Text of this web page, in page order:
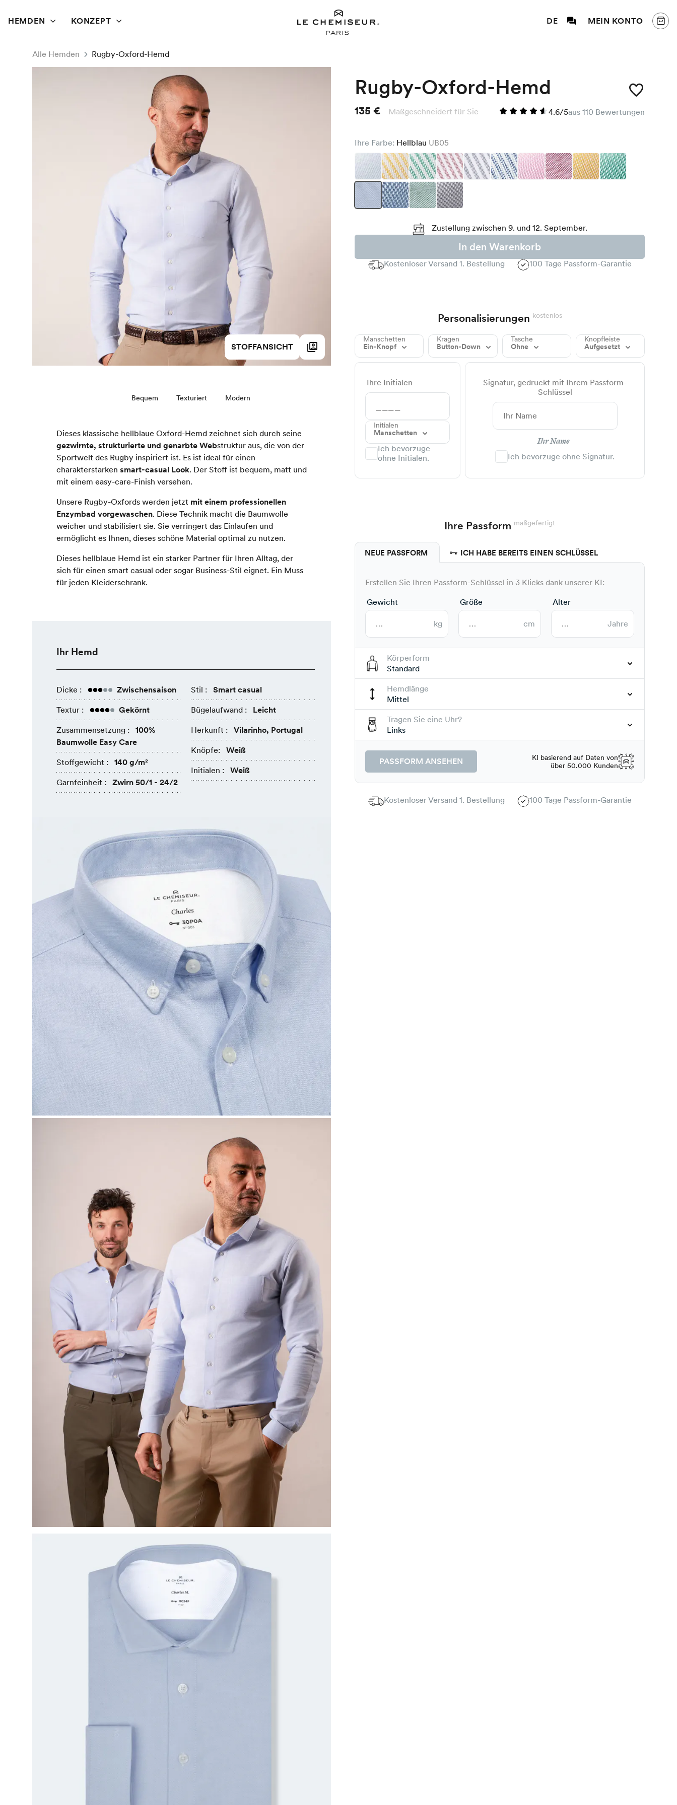
HEMDEN KONZEPT DE MEIN KONTO
Alle Hemden Rugby-Oxford-Hemd
STOFFANSICHT
Bequem Texturiert Modern
Dieses klassische hellblaue Oxford-Hemd zeichnet sich durch seine
gezwirnte, strukturierte und genarbte Webstruktur aus, die von der
Sportwelt des Rugby inspiriert ist. Es ist ideal für einen
charakterstarken smart-casual Look. Der Stoff ist bequem, matt und
mit einem easy-care-Finish versehen.
Unsere Rugby-Oxfords werden jetzt mit einem professionellen
Enzymbad vorgewaschen. Diese Technik macht die Baumwolle
weicher und stabilisiert sie. Sie verringert das Einlaufen und
ermöglicht es Ihnen, dieses schöne Material optimal zu nutzen.
Dieses hellblaue Hemd ist ein starker Partner für Ihren Alltag, der
sich für einen smart casual oder sogar Business-Stil eignet. Ein Muss
für jeden Kleiderschrank.
Ihr Hemd
Dicke : Zwischensaison
Textur : Gekörnt
Zusammensetzung :
100%
Baumwolle Easy Care
Stoffgewicht : 140 g/m²
Garnfeinheit : Zwirn 50/1 - 24/2
Stil : Smart casual
Bügelaufwand : Leicht
Herkunft : Vilarinho, Portugal
Knöpfe: Weiß
Initialen : Weiß
Rugby-Oxford-Hemd
135 € Maßgeschneidert für Sie 4.6/5aus 110 Bewertungen
Ihre Farbe: Hellblau UB05
Zustellung zwischen 9. und 12. September.
In den Warenkorb
Kostenloser Versand 1. Bestellung 100 Tage Passform-Garantie
Personalisierungen kostenlos
Manschetten
Ein-Knopf
Kragen
Button-Down
Tasche
Ohne
Knopfleiste
Aufgesetzt
Ihre Initialen
Initialen
Manschetten
Ich bevorzuge
ohne Initialen.
Signatur, gedruckt mit Ihrem Passform-
Schlüssel
Ihr Name
Ich bevorzuge ohne Signatur.
Ihre Passform maßgefertigt
NEUE PASSFORM ICH HABE BEREITS EINEN SCHLÜSSEL
Erstellen Sie Ihren Passform-Schlüssel in 3 Klicks dank unserer KI:
Gewicht
kg
Größe
cm
Alter
Jahre
Körperform
Standard
Hemdlänge
Mittel
Tragen Sie eine Uhr?
Links
PASSFORM ANSEHEN
KI basierend auf Daten von
über 50.000 Kunden
Kostenloser Versand 1. Bestellung 100 Tage Passform-Garantie